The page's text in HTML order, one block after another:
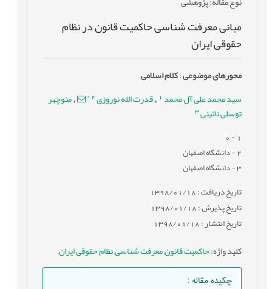
مبانی معرفت شناسی حاکمیت قانون در نظام
حقوقی ایران
محورهای موضوعی:کلام اسلامی
سید محمد علی آل محمد , قدرت الله نوروزی 2
*
,منوچهر
توسلی نائینی 3
- 0
2- دانشگاه اصفهان
3- دانشگاه اصفهان
تاریخ دریافت : 1398/01/18
تاریخ پذیرش : 1398/01/18
تاریخ انتشار : 1398/01/18
کلید واژه:حاکمیت قانون,معرفت شناسی,نظام حقوقی ایران,
چکیده مقاله: